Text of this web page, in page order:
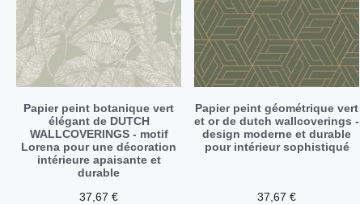
Papier peint botanique vert
élégant de DUTCH
WALLCOVERINGS - motif
Lorena pour une décoration
intérieure apaisante et
durable
37,67 €
Papier peint géométrique vert
et or de dutch wallcoverings -
design moderne et durable
pour intérieur sophistiqué
37,67 €